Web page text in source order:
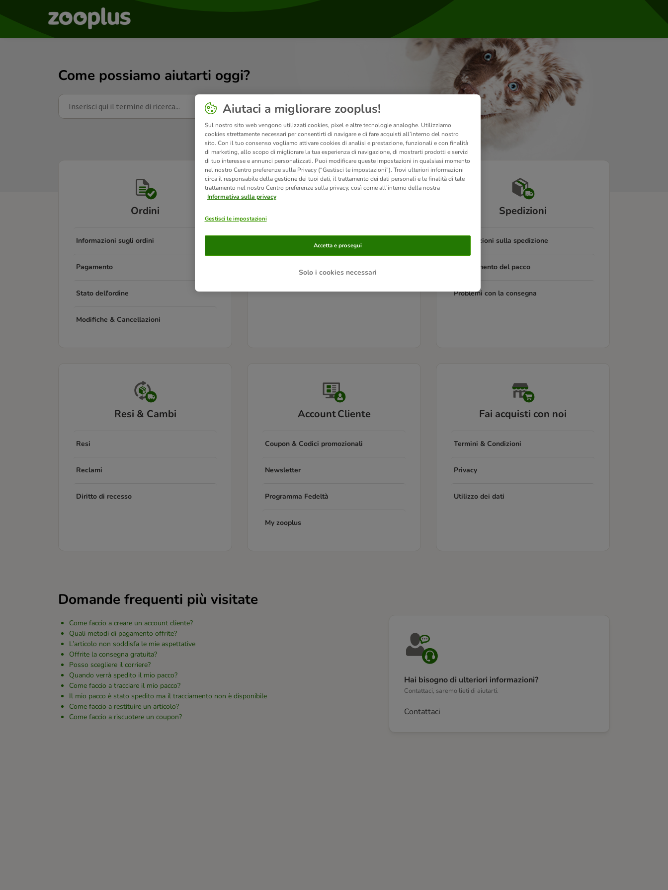
Come possiamo aiutarti oggi?
Ordini
Informazioni sugli ordini
Pagamento
Stato dell'ordine
Modifiche & Cancellazioni
Spedizioni
Informazioni sulla spedizione
Tracciamento del pacco
Problemi con la consegna
Resi & Cambi
Resi
Reclami
Diritto di recesso
Account Cliente
Coupon & Codici promozionali
Newsletter
Programma Fedeltà
My zooplus
Fai acquisti con noi
Termini & Condizioni
Privacy
Utilizzo dei dati
Domande frequenti più visitate
Come faccio a creare un account cliente?
Quali metodi di pagamento offrite?
L’articolo non soddisfa le mie aspettative
Offrite la consegna gratuita?
Posso scegliere il corriere?
Quando verrà spedito il mio pacco?
Come faccio a tracciare il mio pacco?
Il mio pacco è stato spedito ma il tracciamento non è disponibile
Come faccio a restituire un articolo?
Come faccio a riscuotere un coupon?
Hai bisogno di ulteriori informazioni?
Contattaci, saremo lieti di aiutarti.
Contattaci
Aiutaci a migliorare zooplus!
Sul nostro sito web vengono utilizzati cookies, pixel e altre tecnologie analoghe. Utilizziamo
cookies strettamente necessari per consentirti di navigare e di fare acquisti all’interno del nostro
sito. Con il tuo consenso vogliamo attivare cookies di analisi e prestazione, funzionali e con finalità
di marketing, allo scopo di migliorare la tua esperienza di navigazione, di mostrarti prodotti e servizi
di tuo interesse e annunci personalizzati. Puoi modificare queste impostazioni in qualsiasi momento
nel nostro Centro preferenze sulla Privacy (“Gestisci le impostazioni”). Trovi ulteriori informazioni
circa il responsabile della gestione dei tuoi dati, il trattamento dei dati personali e le finalità di tale
trattamento nel nostro Centro preferenze sulla privacy, così come all’interno della nostra
Informativa sulla privacy
Gestisci le impostazioni
Solo i cookies necessari
Accetta e prosegui